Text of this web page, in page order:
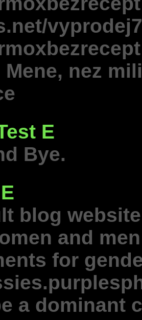
Mene, nez
E
Bye.
E
blog website
and
for
a dominant